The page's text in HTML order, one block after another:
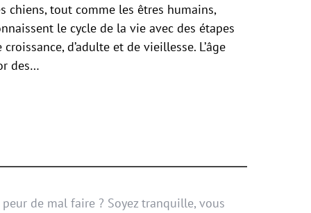
chiens, tout comme les êtres humains,
le cycle de la vie avec des étapes
croissance, d’adulte et de vieillesse. L’âge
des…
de mal faire ? Soyez tranquille, vous